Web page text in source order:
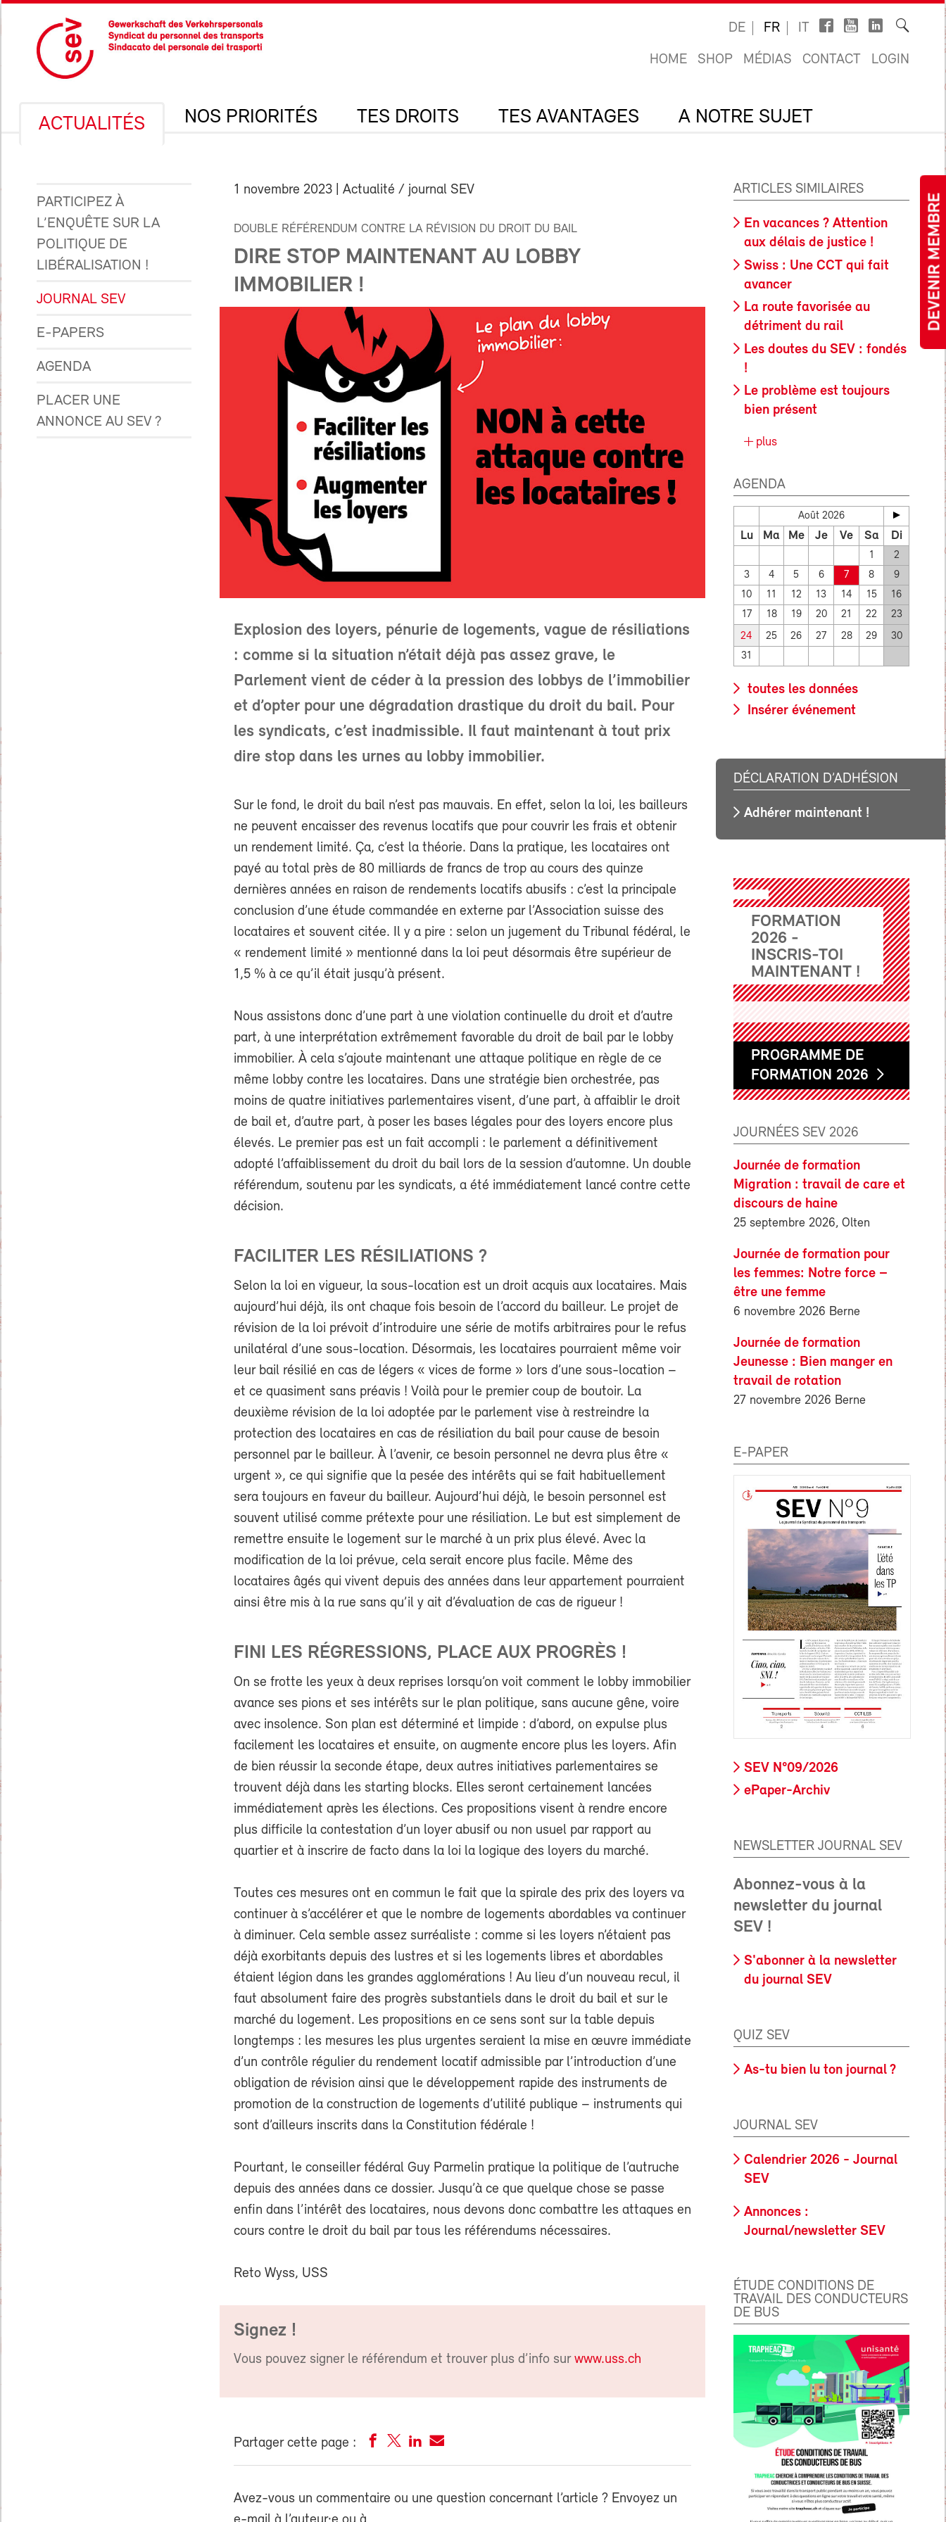
DEVENIR MEMBRE
DE FR IT
HOME SHOP MÉDIAS CONTACT LOGIN
ACTUALITÉS NOS PRIORITÉS TES DROITS TES AVANTAGES A NOTRE SUJET
PARTICIPEZ À
L’ENQUÊTE SUR LA
POLITIQUE DE
LIBÉRALISATION !
JOURNAL SEV
E-PAPERS
AGENDA
PLACER UNE
ANNONCE AU SEV ?
1 novembre 2023 | Actualité / journal SEV
DOUBLE RÉFÉRENDUM CONTRE LA RÉVISION DU DROIT DU BAIL
DIRE STOP MAINTENANT AU LOBBY
IMMOBILIER !
Explosion des loyers, pénurie de logements, vague de résiliations
: comme si la situation n’était déjà pas assez grave, le
Parlement vient de céder à la pression des lobbys de l’immobilier
et d’opter pour une dégradation drastique du droit du bail. Pour
les syndicats, c’est inadmissible. Il faut maintenant à tout prix
dire stop dans les urnes au lobby immobilier.
Sur le fond, le droit du bail n’est pas mauvais. En effet, selon la loi, les bailleurs
ne peuvent encaisser des revenus locatifs que pour couvrir les frais et obtenir
un rendement limité. Ça, c’est la théorie. Dans la pratique, les locataires ont
payé au total près de 80 milliards de francs de trop au cours des quinze
dernières années en raison de rendements locatifs abusifs : c’est la principale
conclusion d’une étude commandée en externe par l’Association suisse des
locataires et souvent citée. Il y a pire : selon un jugement du Tribunal fédéral, le
« rendement limité » mentionné dans la loi peut désormais être supérieur de
1,5 % à ce qu’il était jusqu’à présent.
Nous assistons donc d’une part à une violation continuelle du droit et d’autre
part, à une interprétation extrêmement favorable du droit de bail par le lobby
immobilier. À cela s’ajoute maintenant une attaque politique en règle de ce
même lobby contre les locataires. Dans une stratégie bien orchestrée, pas
moins de quatre initiatives parlementaires visent, d’une part, à affaiblir le droit
de bail et, d’autre part, à poser les bases légales pour des loyers encore plus
élevés. Le premier pas est un fait accompli : le parlement a définitivement
adopté l’affaiblissement du droit du bail lors de la session d’automne. Un double
référendum, soutenu par les syndicats, a été immédiatement lancé contre cette
décision.
FACILITER LES RÉSILIATIONS ?
Selon la loi en vigueur, la sous-location est un droit acquis aux locataires. Mais
aujourd’hui déjà, ils ont chaque fois besoin de l’accord du bailleur. Le projet de
révision de la loi prévoit d’introduire une série de motifs arbitraires pour le refus
unilatéral d’une sous-location. Désormais, les locataires pourraient même voir
leur bail résilié en cas de légers « vices de forme » lors d’une sous-location –
et ce quasiment sans préavis ! Voilà pour le premier coup de boutoir. La
deuxième révision de la loi adoptée par le parlement vise à restreindre la
protection des locataires en cas de résiliation du bail pour cause de besoin
personnel par le bailleur. À l’avenir, ce besoin personnel ne devra plus être «
urgent », ce qui signifie que la pesée des intérêts qui se fait habituellement
sera toujours en faveur du bailleur. Aujourd’hui déjà, le besoin personnel est
souvent utilisé comme prétexte pour une résiliation. Le but est simplement de
remettre ensuite le logement sur le marché à un prix plus élevé. Avec la
modification de la loi prévue, cela serait encore plus facile. Même des
locataires âgés qui vivent depuis des années dans leur appartement pourraient
ainsi être mis à la rue sans qu’il y ait d’évaluation de cas de rigueur !
FINI LES RÉGRESSIONS, PLACE AUX PROGRÈS !
On se frotte les yeux à deux reprises lorsqu’on voit comment le lobby immobilier
avance ses pions et ses intérêts sur le plan politique, sans aucune gêne, voire
avec insolence. Son plan est déterminé et limpide : d’abord, on expulse plus
facilement les locataires et ensuite, on augmente encore plus les loyers. Afin
de bien réussir la seconde étape, deux autres initiatives parlementaires se
trouvent déjà dans les starting blocks. Elles seront certainement lancées
immédiatement après les élections. Ces propositions visent à rendre encore
plus difficile la contestation d’un loyer abusif ou non usuel par rapport au
quartier et à inscrire de facto dans la loi la logique des loyers du marché.
Toutes ces mesures ont en commun le fait que la spirale des prix des loyers va
continuer à s’accélérer et que le nombre de logements abordables va continuer
à diminuer. Cela semble assez surréaliste : comme si les loyers n’étaient pas
déjà exorbitants depuis des lustres et si les logements libres et abordables
étaient légion dans les grandes agglomérations ! Au lieu d’un nouveau recul, il
faut absolument faire des progrès substantiels dans le droit du bail et sur le
marché du logement. Les propositions en ce sens sont sur la table depuis
longtemps : les mesures les plus urgentes seraient la mise en œuvre immédiate
d’un contrôle régulier du rendement locatif admissible par l’introduction d’une
obligation de révision ainsi que le développement rapide des instruments de
promotion de la construction de logements d’utilité publique – instruments qui
sont d’ailleurs inscrits dans la Constitution fédérale !
Pourtant, le conseiller fédéral Guy Parmelin pratique la politique de l’autruche
depuis des années dans ce dossier. Jusqu’à ce que quelque chose se passe
enfin dans l’intérêt des locataires, nous devons donc combattre les attaques en
cours contre le droit du bail par tous les référendums nécessaires.
Reto Wyss, USS
Signez !
Vous pouvez signer le référendum et trouver plus d’info sur www.uss.ch
Partager cette page :
Avez-vous un commentaire ou une question concernant l’article ? Envoyez un
ARTICLES SIMILAIRES
En vacances ? Attention
aux délais de justice !
Swiss : Une CCT qui fait
avancer
La route favorisée au
détriment du rail
Les doutes du SEV : fondés
!
Le problème est toujours
bien présent
plus
AGENDA
Août 2026
Lu Ma Me Je Ve Sa Di
1
2
3
4 5 6 7 8
9
10
11 12 13 14 15
16
17
18 19 20 21 22 23
24 25 26 27 28 29
30
31
toutes les données
Insérer événement
DÉCLARATION D’ADHÉSION
Adhérer maintenant !
FORMATION
2026 -
INSCRIS-TOI
MAINTENANT !
PROGRAMME DE
FORMATION 2026
JOURNÉES SEV 2026
Journée de formation
Migration : travail de care et
discours de haine
25 septembre 2026, Olten
Journée de formation pour
les femmes: Notre force –
être une femme
6 novembre 2026 Berne
Journée de formation
Jeunesse : Bien manger en
travail de rotation
27 novembre 2026 Berne
E-PAPER
SEV N°09/2026
ePaper-Archiv
NEWSLETTER JOURNAL SEV
Abonnez-vous à la
newsletter du journal
SEV !
S'abonner à la newsletter
du journal SEV
QUIZ SEV
As-tu bien lu ton journal ?
JOURNAL SEV
Calendrier 2026 - Journal
SEV
Annonces :
Journal/newsletter SEV
ÉTUDE CONDITIONS DE
TRAVAIL DES CONDUCTEURS
DE BUS